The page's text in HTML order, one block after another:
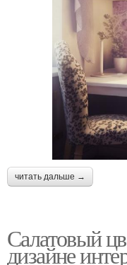
читать дальше →
Салатовый
дизайне